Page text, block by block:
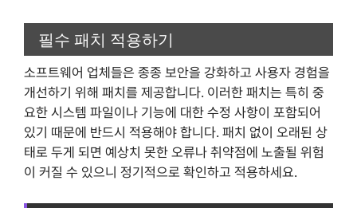
필수 패치 적용하기
소프트웨어 업체들은 종종 보안을 강화하고 사용자 경험을
개선하기 위해 패치를 제공합니다. 이러한 패치는 특히 중
요한 시스템 파일이나 기능에 대한 수정 사항이 포함되어
있기 때문에 반드시 적용해야 합니다. 패치 없이 오래된 상
태로 두게 되면 예상치 못한 오류나 취약점에 노출될 위험
이 커질 수 있으니 정기적으로 확인하고 적용하세요.